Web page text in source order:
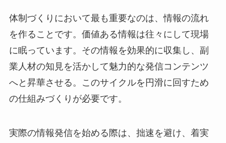
体制づくりにおいて最も重要なのは、情報の流れ
を作ることです。価値ある情報は往々にして現場
に眠っています。その情報を効果的に収集し、副
業人材の知見を活かして魅力的な発信コンテンツ
へと昇華させる。このサイクルを円滑に回すため
の仕組みづくりが必要です。
実際の情報発信を始める際は、拙速を避け、着実